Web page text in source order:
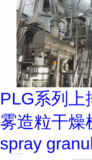
PLG系列上
雾造粒干燥
spray